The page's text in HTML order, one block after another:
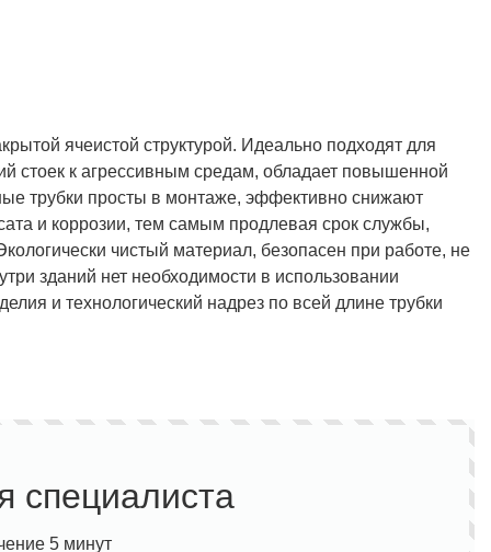
ячеистой структурой. Идеально подходят для
стоек к агрессивным средам, обладает повышенной
трубки просты в монтаже, эффективно снижают
и коррозии, тем самым продлевая срок службы,
чистый материал, безопасен при работе, не
зданий нет необходимости в использовании
и технологический надрез по всей длине трубки
специалиста
5 минут